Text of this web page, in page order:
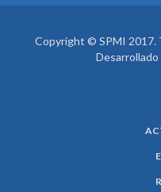
Copyright © SPMI 2017.
Desarrollado